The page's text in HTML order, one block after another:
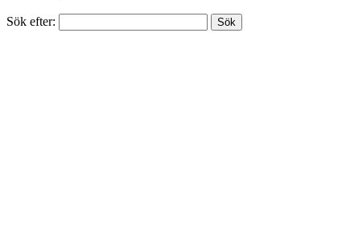
Sök efter: